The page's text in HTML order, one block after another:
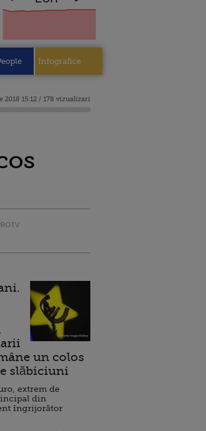
Infografice
2018 15:12 / 178 vizualizari
un colos
slăbiciuni
extrem de
din
îngrijorător